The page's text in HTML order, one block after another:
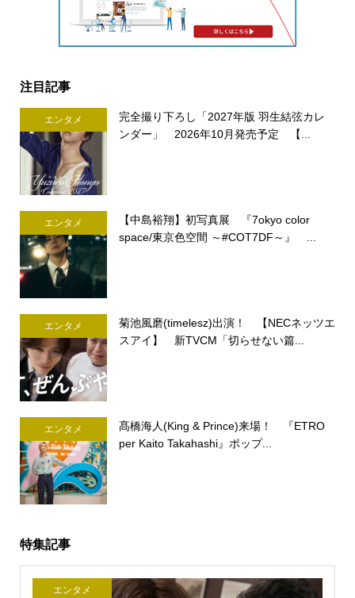
注目記事
エンタメ
完全撮り下ろし「2027年版 羽生結弦カレ
ンダー」 2026年10月発売予定 【...
エンタメ
【中島裕翔】初写真展 『7okyo color
space/東京色空間 ～#COT7DF～』 ...
エンタメ
菊池風磨(timelesz)出演！ 【NECネッツエ
スアイ】 新TVCM「切らせない篇...
エンタメ
髙橋海人(King & Prince)来場！ 『ETRO
per Kaito Takahashi』ポップ...
特集記事
エンタメ